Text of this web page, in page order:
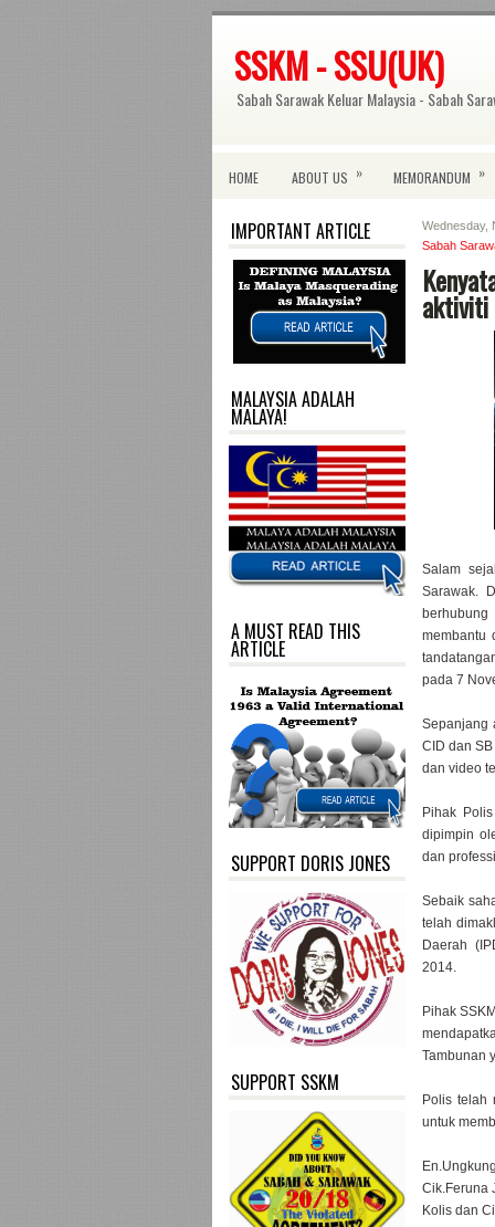
SSKM - SSU(UK)
Sabah Sarawak Keluar Malaysia - Sabah
HOME ABOUT US » MEMORANDUM »
IMPORTANT ARTICLE
MALAYSIA ADALAH
MALAYA!
A MUST READ THIS
ARTICLE
SUPPORT DORIS JONES
SUPPORT SSKM
Wednesday,
Sabah
aktiviti
Salam
Sarawak.
membantu
pada 7
Sepanjang
CID dan
dan video
Pihak
dipimpin
dan
Sebaik
telah
Daerah
2014.
Pihak
Tambunan
Polis telah
untuk
Cik.Feruna
Kolis dan